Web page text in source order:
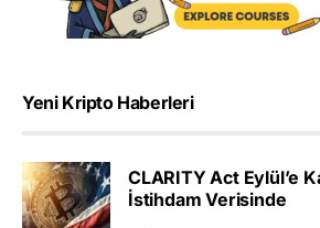
Yeni Kripto Haberleri
CLARITY Act Eylül’e
İstihdam Verisinde